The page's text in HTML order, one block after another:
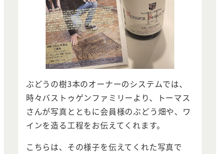
ぶどうの樹3本のオーナーのシステムでは、
時々バストゥゲンファミリーより、トーマス
さんが写真とともに会員様のぶどう畑や、ワ
インを造る工程をお伝えてくれます。
こちらは、その様子を伝えてくれた写真で